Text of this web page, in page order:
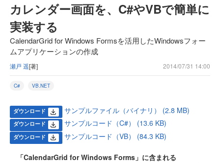
カレンダー画面を、C#やVBで簡単に
実装する
CalendarGrid for Windows Formsを活用したWindowsフォー
ムアプリケーションの作成
瀬戸 遥[著] 2014/07/31 14:00
C# VB.NET
ダウンロード サンプルファイル（バイナリ） (2.8 MB)
ダウンロード サンプルコード（C#） (13.6 KB)
ダウンロード サンプルコード（VB） (84.3 KB)
「CalendarGrid for Windows Forms」に含まれる